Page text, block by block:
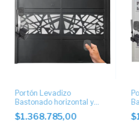
Portón Levadizo
Bastonado horizontal y
chapa artística
automático. Art. 1051
$1.368.785,00